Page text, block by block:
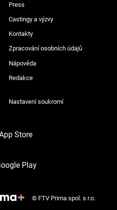
Press
Castingy a výzvy
Kontakty
Zpracování osobních údajů
Nápověda
Redakce
Nastavení soukromí
Store
Play
© FTV Prima spol. s r.o.